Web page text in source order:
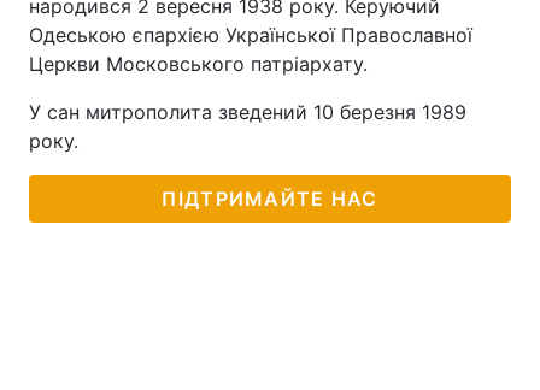
народився 2 вересня 1938 року. Керуючий
Одеською єпархією Української Православної
Церкви Московського патріархату.
У сан митрополита зведений 10 березня 1989
року.
ПІДТРИМАЙТЕ НАС